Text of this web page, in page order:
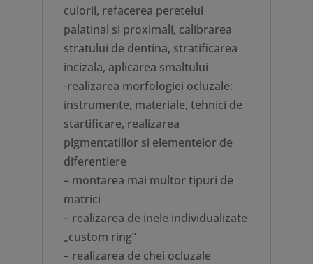
culorii, refacerea peretelui
palatinal si proximali, calibrarea
stratului de dentina, stratificarea
incizala, aplicarea smaltului
-realizarea morfologiei ocluzale:
instrumente, materiale, tehnici de
startificare, realizarea
pigmentatiilor si elementelor de
diferentiere
– montarea mai multor tipuri de
matrici
– realizarea de inele individualizate
„custom ring”
– realizarea de chei ocluzale